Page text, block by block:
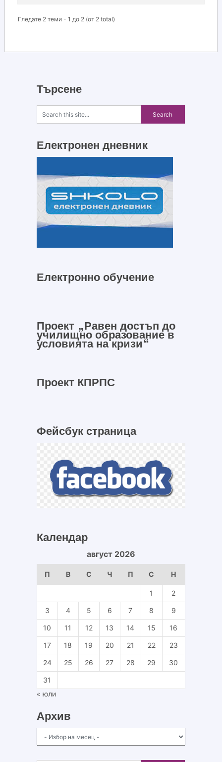
Гледате 2 теми - 1 до 2 (от 2 total)
Търсене
Електронен дневник
Електронно обучение
Проект „Равен достъп до
училищно образование в
условията на кризи“
Проект КПРПС
Фейсбук страница
Календар
август 2026
П В С Ч П С Н
1 2
3 4 5 6 7 8 9
10 11 12 13 14 15 16
17 18 19 20 21 22 23
24 25 26 27 28 29 30
31
« юли
Архив